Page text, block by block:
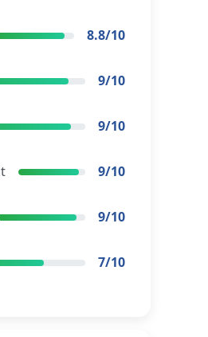
8.8/10
9/10
9/10
9/10
9/10
7/10